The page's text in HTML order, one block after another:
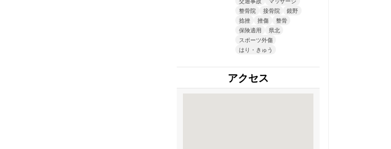
整骨院
接骨院
鏡野
捻挫
挫傷
整骨
保険適用
県北
スポーツ外傷
はり・きゅう
アクセス